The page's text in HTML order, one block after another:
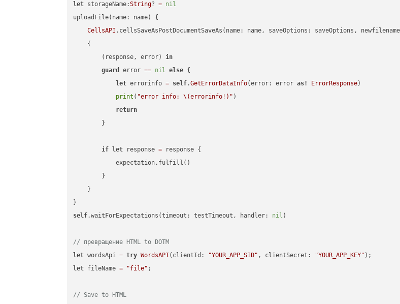
let storageName:String? = nil
uploadFile(name: name) {
CellsAPI .cellsSaveAsPostDocumentSaveAs(name: name, saveOptions: saveOptions,
    {
        (response, error)
in
guard
error == nil else {
let errorinfo = self.GetErrorDataInfo(error: error as! ErrorResponse)
print ( "error info: \(errorinfo ! ) " )
return
        }
if let response = response {
            expectation.fulfill()
        }
    }
self.waitForExpectations(timeout: testTimeout, handler: nil )
// превращение HTML to DOTM
let wordsApi = try WordsAPI (clientId: "YOUR_APP_SID" , clientSecret: "YOUR_APP_KEY"
let fileName = "file" ;
// Save to HTML